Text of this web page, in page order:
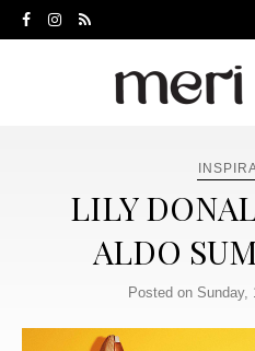
LILY
ALDO
Posted on Sunday,